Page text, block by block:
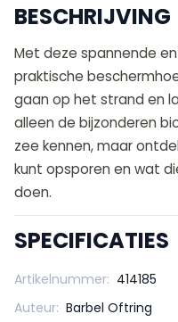
BESCHRIJVING
Met deze spannende
praktische
gaan op het strand en
alleen de bijzonderen
zee kennen, maar
kunt opsporen en wat
doen.
SPECIFICATIES
Artikelnummer: 414185
Auteur: Barbel Oftring